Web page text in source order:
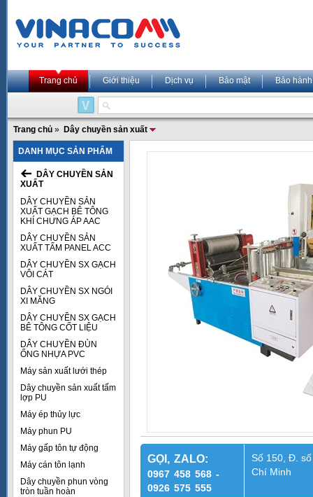
Trang chủ Giới thiệu Dịch vụ Bảo mật Bảo hành
Trang chủ » Dây chuyền sản xuất
DANH MỤC SẢN PHẨM
DÂY CHUYỀN SẢN
XUẤT
DÂY CHUYỀN SẢN
XUẤT GẠCH BÊ TÔNG
KHÍ CHƯNG ÁP AAC
DÂY CHUYỀN SẢN
XUẤT TẤM PANEL ACC
DÂY CHUYỀN SX GẠCH
VÔI CÁT
DÂY CHUYỀN SX NGÓI
XI MĂNG
DÂY CHUYỀN SX GẠCH
BÊ TÔNG CỐT LIỆU
DÂY CHUYỀN ĐÙN
ỐNG NHỰA PVC
Máy sản xuất lưới thép
Dây chuyền sản xuất tấm
lợp PU
Máy ép thủy lực
Máy phun PU
Máy gấp tôn tự động
Máy cán tôn lạnh
Dây chuyền phun vòng
tròn tuần hoàn
GỌI, ZALO:
0967 458 568 -
0926 575 555
Số 150, Đ.
Chí Minh